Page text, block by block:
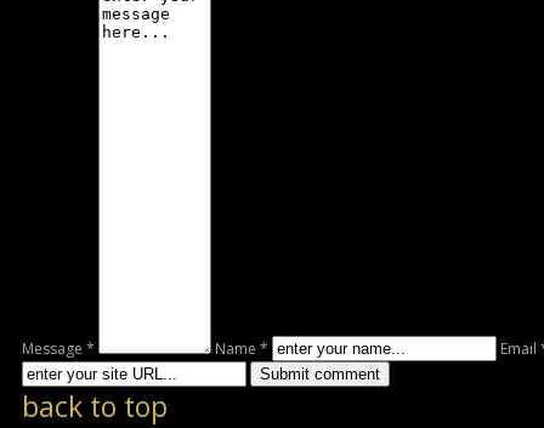
Message * Name * Email
back to top